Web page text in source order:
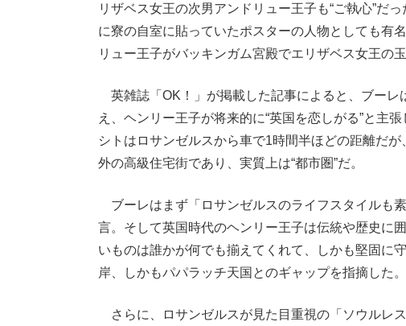
リザベス女王の次男アンドリュー王子も“ご執心”だ
に寮の自室に貼っていたポスターの人物としても有
リュー王子がバッキンガム宮殿でエリザベス女王の
英雑誌「OK！」が掲載した記事によると、ブーレ
え、ヘンリー王子が将来的に“英国を恋しがる”と主
シトはロサンゼルスから車で1時間半ほどの距離だ
外の高級住宅街であり、実質上は“都市圏”だ。
ブーレはまず「ロサンゼルスのライフスタイルも
言。そして英国時代のヘンリー王子は伝統や歴史に
いものは誰かが何でも揃えてくれて、しかも堅固に
岸、しかもパパラッチ天国とのギャップを指摘した。
さらに、ロサンゼルスが見た目重視の「ソウルレ